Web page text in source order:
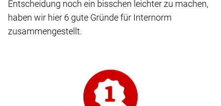
Entscheidung noch ein bisschen leichter zu machen,
haben wir hier 6 gute Gründe für Internorm
zusammengestellt.